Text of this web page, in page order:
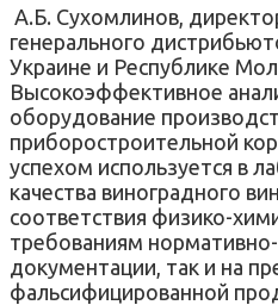
А.Б. Сухомлинов,
генерального
Украине и Республике
Высокоэффективное
оборудование
приборостроительной
успехом используется в
качества виноградного
соответствия физико-
требованиям
документации, так и на
фальсифицированной